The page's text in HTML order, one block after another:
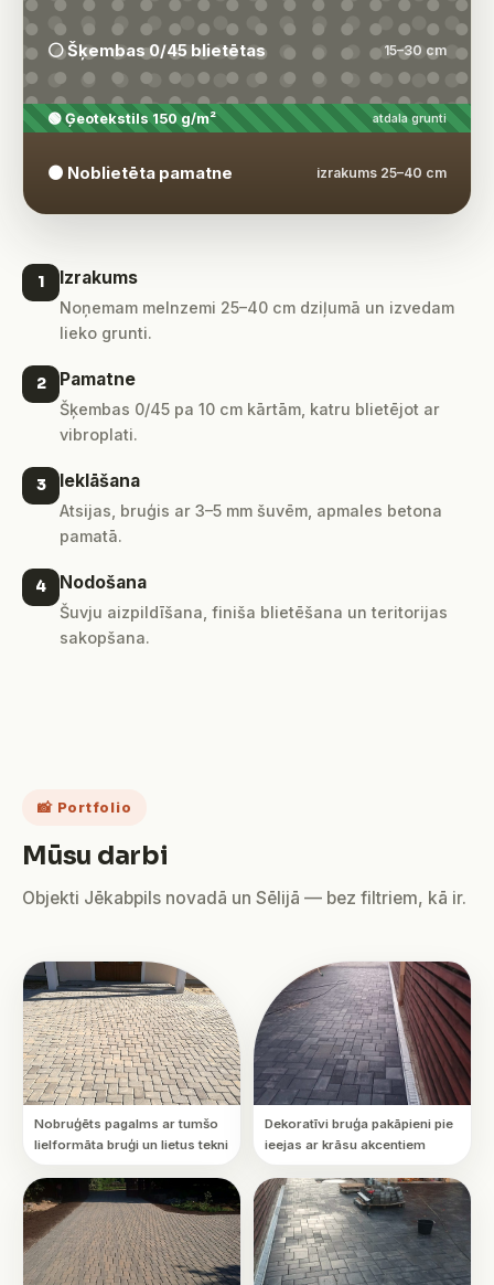
⚪ Šķembas 0/45 blietētas 15–30 cm
🟢 Ģeotekstils 150 g/m² atdala grunti
🟤 Noblietēta pamatne izrakums 25–40 cm
1 Izrakums
Noņemam melnzemi 25–40 cm dziļumā un izvedam
lieko grunti.
2 Pamatne
Šķembas 0/45 pa 10 cm kārtām, katru blietējot ar
vibroplati.
3 Ieklāšana
Atsijas, bruģis ar 3–5 mm šuvēm, apmales betona
pamatā.
4 Nodošana
Šuvju aizpildīšana, finiša blietēšana un teritorijas
sakopšana.
📸 Portfolio
Mūsu darbi
Objekti Jēkabpils novadā un Sēlijā — bez filtriem, kā ir.
Nobruģēts pagalms ar tumšo
lielformāta bruģi un lietus tekni
Dekoratīvi bruģa pakāpieni pie
ieejas ar krāsu akcentiem